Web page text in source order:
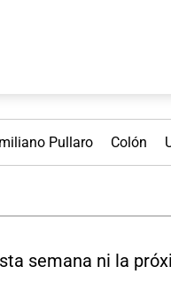
Pullaro Colón
semana ni la